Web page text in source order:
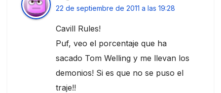
22 de septiembre de 2011 a las 19:28
Cavill Rules!
Puf, veo el porcentaje que ha
sacado Tom Welling y me llevan los
demonios! Si es que no se puso el
traje!!